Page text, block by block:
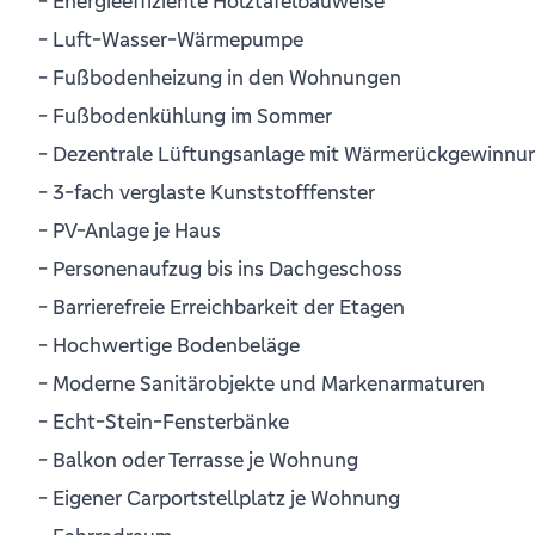
- Luft-Wasser-Wärmepumpe
- Fußbodenheizung in den Wohnungen
- Fußbodenkühlung im Sommer
- Dezentrale Lüftungsanlage mit
- 3-fach verglaste Kunststofffenster
- PV-Anlage je Haus
- Personenaufzug bis ins Dachgeschoss
- Barrierefreie Erreichbarkeit der Etagen
- Hochwertige Bodenbeläge
- Moderne Sanitärobjekte und Markenarmaturen
- Echt-Stein-Fensterbänke
- Balkon oder Terrasse je Wohnung
- Eigener Carportstellplatz je Wohnung